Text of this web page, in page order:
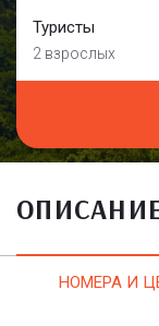
Туристы
2 взрослых
НОМЕРА И